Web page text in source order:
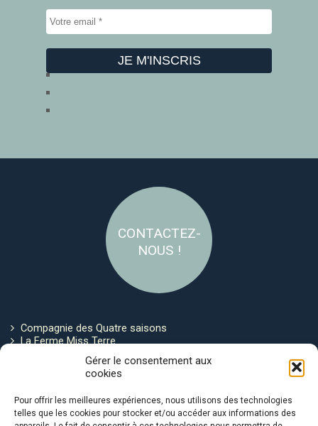
Gérer le consentement aux
cookies
Pour offrir les meilleures expériences, nous utilisons des technologies
telles que les cookies pour stocker et/ou accéder aux informations des
CONTACTEZ-
NOUS !
Compagnie des Quatre saisons
La Ferme Miss Terre
Politique de cookies